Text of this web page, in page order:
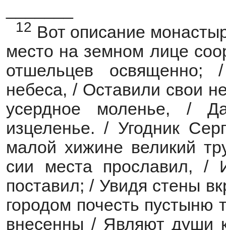
12 Вот описание
место на земном лице
отшельцев освященно;
небеса, / Оставили свои
усердное моленье, /
изцеленье. / Угодник
малой хижине великий
сии места прославил, /
поставил; / Увидя стены
городом почесть
внесенны / Являют души